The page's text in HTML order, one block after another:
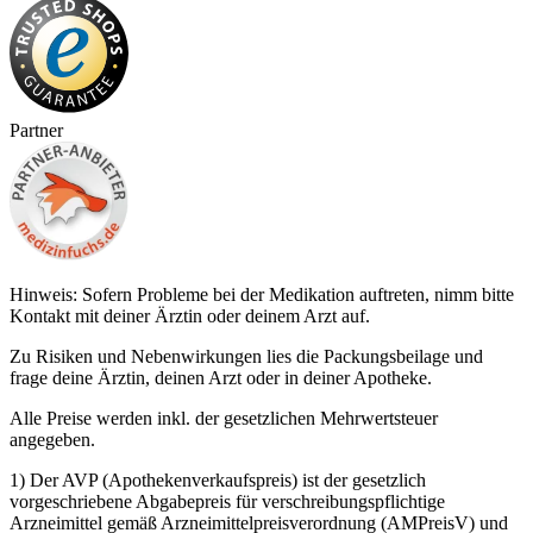
Partner
Hinweis: Sofern Probleme bei der Medikation auftreten, nimm bitte
Kontakt mit deiner Ärztin oder deinem Arzt auf.
Zu Risiken und Nebenwirkungen lies die Packungsbeilage und
frage deine Ärztin, deinen Arzt oder in deiner Apotheke.
Alle Preise werden inkl. der gesetzlichen Mehrwertsteuer
angegeben.
1) Der AVP (Apothekenverkaufspreis) ist der gesetzlich
vorgeschriebene Abgabepreis für verschreibungspflichtige
Arzneimittel gemäß Arzneimittelpreisverordnung (AMPreisV) und